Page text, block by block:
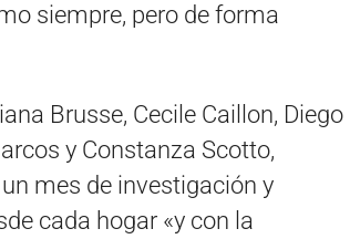
siempre, pero de forma
Brusse, Cecile Caillon, Diego
y Constanza Scotto,
mes de investigación y
cada hogar «y con la